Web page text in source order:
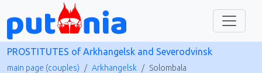
PROSTITUTES of Arkhangelsk and Severodvinsk
main page (couples) Arkhangelsk Solombala